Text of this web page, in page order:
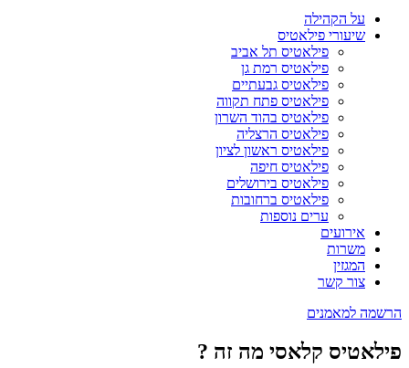
על הקהילה
שיעורי פילאטיס
פילאטיס תל אביב
פילאטיס רמת גן
פילאטיס גבעתיים
פילאטיס פתח תקווה
פילאטיס בהוד השרון
פילאטיס הרצליה
פילאטיס ראשון לציון
פילאטיס חיפה
פילאטיס בירושלים
פילאטיס ברחובות
ערים נוספות
אירועים
משרות
המגזין
צור קשר
הרשמה למאמנים
פילאטיס קלאסי מה זה ?